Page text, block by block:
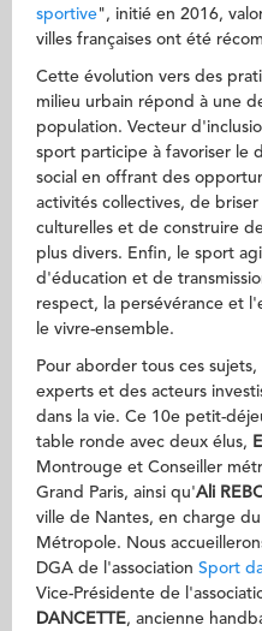
sportive", initié en 2016,
villes françaises ont été
Cette évolution vers des
milieu urbain répond à une
population. Vecteur
sport participe à favoriser le
social en offrant des
activités collectives, de
culturelles et de construire
plus divers. Enfin, le sport
d'éducation et de
respect, la persévérance et
le vivre-ensemble.
Pour aborder tous ces
experts et des acteurs
dans la vie. Ce 10e petit-
table ronde avec deux élus,
Montrouge et Conseiller
Grand Paris, ainsi qu'Ali
ville de Nantes, en charge
Métropole. Nous
DGA de l'association Sport
Vice-Présidente de
DANCETTE, ancienne